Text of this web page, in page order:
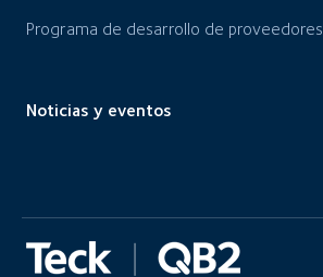
Programa de desarrollo de proveedores
Noticias y eventos